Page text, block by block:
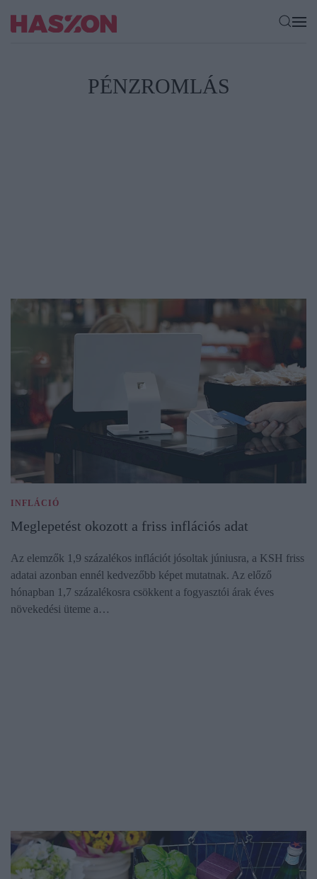
PÉNZROMLÁS
INFLÁCIÓ
Meglepetést okozott a friss inflációs adat
Az elemzők 1,9 százalékos inflációt jósoltak júniusra, a KSH friss
adatai azonban ennél kedvezőbb képet mutatnak. Az előző
hónapban 1,7 százalékosra csökkent a fogyasztói árak éves
növekedési üteme a…